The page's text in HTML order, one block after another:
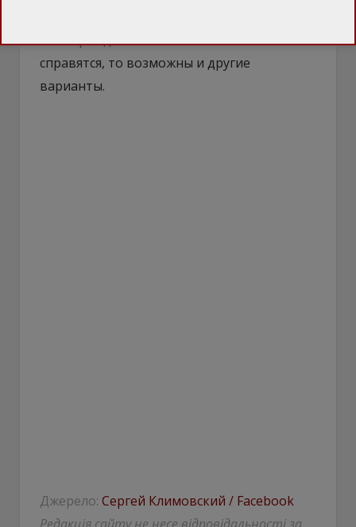
сами гражданам РФ. Если они с этим не
справятся, то возможны и другие
варианты.
Джерело: Сергей Климовский / Facebook
Редакція сайту не несе відповідальності за